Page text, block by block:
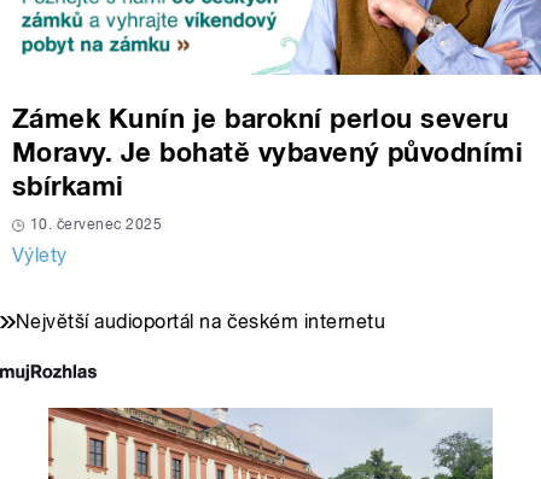
Zámek Kunín je barokní perlou severu
Moravy. Je bohatě vybavený původními
sbírkami
10. červenec 2025
Výlety
Největší audioportál na českém internetu